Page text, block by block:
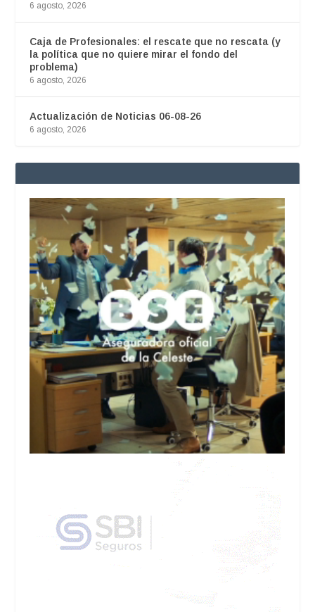
6 agosto, 2026
Caja de Profesionales: el rescate que no rescata (y
la política que no quiere mirar el fondo del
problema)
6 agosto, 2026
Actualización de Noticias 06-08-26
6 agosto, 2026